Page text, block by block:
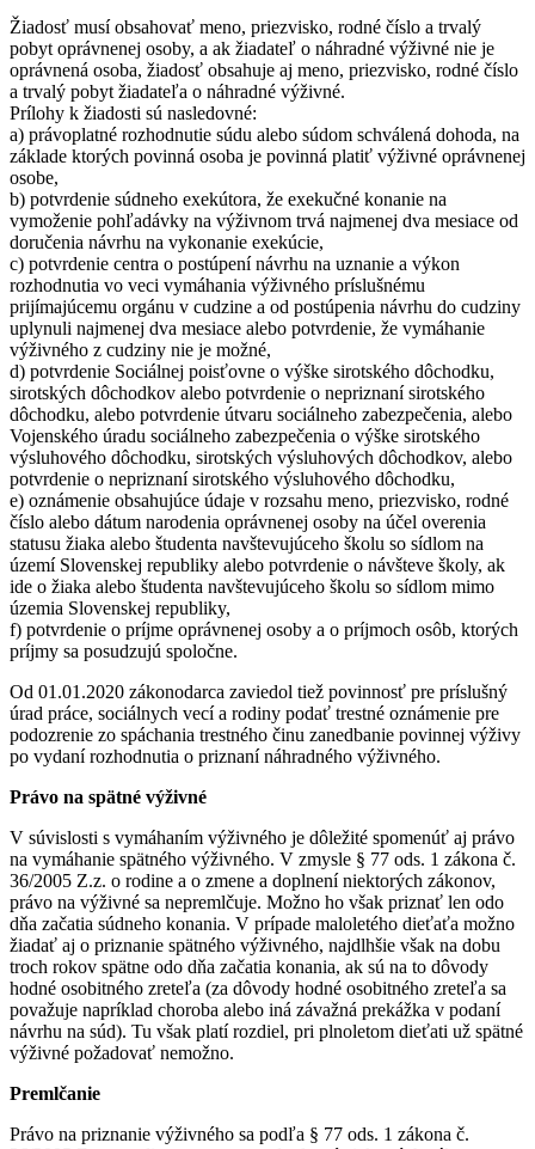
Žiadosť musí obsahovať meno, priezvisko, rodné číslo a trvalý
pobyt oprávnenej osoby, a ak žiadateľ o náhradné výživné nie je
oprávnená osoba, žiadosť obsahuje aj meno, priezvisko, rodné číslo
a trvalý pobyt žiadateľa o náhradné výživné.
Prílohy k žiadosti sú nasledovné:
a) právoplatné rozhodnutie súdu alebo súdom schválená dohoda, na
základe ktorých povinná osoba je povinná platiť výživné oprávnenej
osobe,
b) potvrdenie súdneho exekútora, že exekučné konanie na
vymoženie pohľadávky na výživnom trvá najmenej dva mesiace od
doručenia návrhu na vykonanie exekúcie,
c) potvrdenie centra o postúpení návrhu na uznanie a výkon
rozhodnutia vo veci vymáhania výživného príslušnému
prijímajúcemu orgánu v cudzine a od postúpenia návrhu do cudziny
uplynuli najmenej dva mesiace alebo potvrdenie, že vymáhanie
výživného z cudziny nie je možné,
d) potvrdenie Sociálnej poisťovne o výške sirotského dôchodku,
sirotských dôchodkov alebo potvrdenie o nepriznaní sirotského
dôchodku, alebo potvrdenie útvaru sociálneho zabezpečenia, alebo
Vojenského úradu sociálneho zabezpečenia o výške sirotského
výsluhového dôchodku, sirotských výsluhových dôchodkov, alebo
potvrdenie o nepriznaní sirotského výsluhového dôchodku,
e) oznámenie obsahujúce údaje v rozsahu meno, priezvisko, rodné
číslo alebo dátum narodenia oprávnenej osoby na účel overenia
statusu žiaka alebo študenta navštevujúceho školu so sídlom na
území Slovenskej republiky alebo potvrdenie o návšteve školy, ak
ide o žiaka alebo študenta navštevujúceho školu so sídlom mimo
územia Slovenskej republiky,
f) potvrdenie o príjme oprávnenej osoby a o príjmoch osôb, ktorých
príjmy sa posudzujú spoločne.
Od 01.01.2020 zákonodarca zaviedol tiež povinnosť pre príslušný
úrad práce, sociálnych vecí a rodiny podať trestné oznámenie pre
podozrenie zo spáchania trestného činu zanedbanie povinnej výživy
po vydaní rozhodnutia o priznaní náhradného výživného.
Právo na spätné výživné
V súvislosti s vymáhaním výživného je dôležité spomenúť aj právo
na vymáhanie spätného výživného. V zmysle § 77 ods. 1 zákona č.
36/2005 Z.z. o rodine a o zmene a doplnení niektorých zákonov,
právo na výživné sa nepremlčuje. Možno ho však priznať len odo
dňa začatia súdneho konania. V prípade maloletého dieťaťa možno
žiadať aj o priznanie spätného výživného, najdlhšie však na dobu
troch rokov spätne odo dňa začatia konania, ak sú na to dôvody
hodné osobitného zreteľa (za dôvody hodné osobitného zreteľa sa
považuje napríklad choroba alebo iná závažná prekážka v podaní
návrhu na súd). Tu však platí rozdiel, pri plnoletom dieťati už spätné
výživné požadovať nemožno.
Premlčanie
Právo na priznanie výživného sa podľa § 77 ods. 1 zákona č.